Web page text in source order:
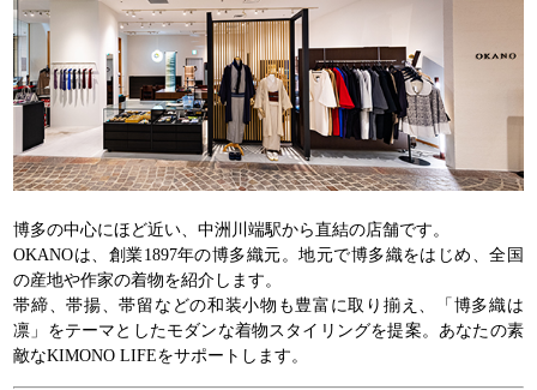
博多の中心にほど近い、中洲川端駅から直結の店舗です。
OKANOは、創業1897年の博多織元。地元で博多織をはじめ、全国
の産地や作家の着物を紹介します。
帯締、帯揚、帯留などの和装小物も豊富に取り揃え、「博多織は
凛」をテーマとしたモダンな着物スタイリングを提案。あなたの素
敵なKIMONO LIFEをサポートします。